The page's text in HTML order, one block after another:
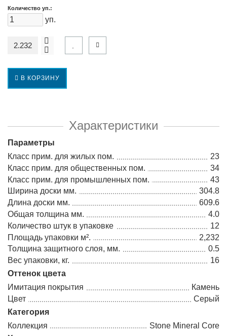
Количество уп.:
уп.
В КОРЗИНУ
Характеристики
Параметры
Класс прим. для жилых пом.
23
Класс прим. для общественных пом.
34
Класс прим. для промышленных пом.
43
Ширина доски мм.
304.8
Длина доски мм.
609.6
Общая толщина мм.
4.0
Количество штук в упаковке
12
Площадь упаковки м².
2,232
Толщина защитного слоя, мм.
0.5
Вес упаковки, кг.
16
Оттенок цвета
Имитация покрытия
Камень
Цвет
Серый
Категория
Коллекция
Stone Mineral Core